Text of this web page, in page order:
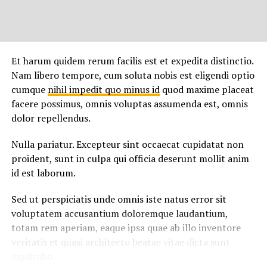
earum rerum hictenetur a sapientedelectus, ut aut
reiciendis voluptatibus maiores alias consequatur aut
perferendis doloribus asperiores repellat.
Lorem ipsum dolor sit amet, consectetur adipisicing elit,
sed do eiusmod tempor incididunt ut labore et dolore
magna aliqua. Ut enim
exercitation ullamco laboris nisi ut aliquip ex ea
commodo consequat.
aspernatur aut odit aut fugit, sed quia consequuntur
magni dolores eos qui ratione voluptatem sequi
nesciunt.
Et harum quidem rerum facilis est et expedita distinctio.
Nam libero tempore, cum soluta nobis est eligendi optio
cumque nihil impedit quo minus idquod maxime placeat
facere possimus, omnis voluptas assumenda est, omnis
dolor repellendus.
Nulla pariatur. Excepteur sint occaecat cupidatat non
proident, sunt in culpa qui officia deserunt mollit anim
id est laborum.
Sed ut perspiciatis unde omnis iste natus error sit
voluptatem accusantium doloremque laudantium,
totam rem aperiam, eaque ipsa quae ab illo inventore
veritatis et quasi architecto beatae vitae dicta sunt